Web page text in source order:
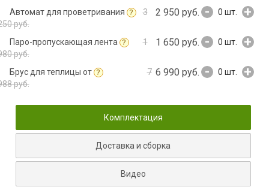
Автомат для проветривания ?
3
руб.
2 950 руб. - 0 шт. +
Паро-пропускающая лента ?
1
руб.
1 650 руб. - 0 шт. +
Брус для теплицы от ?
7
руб.
6 990 руб. - 0 шт. +
Комплектация
Доставка и сборка
Видео